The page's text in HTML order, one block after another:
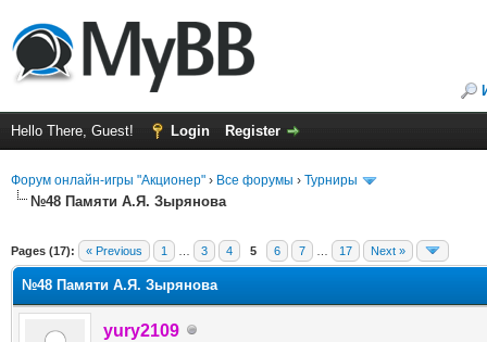
Hello There, Guest! Login Register
Форум онлайн-игры "Акционер" › Все форумы › Турниры
№48 Памяти А.Я. Зырянова
Pages (17): « Previous 1 3 4 5 6 7 17 Next »
№48 Памяти А.Я. Зырянова
yury2109